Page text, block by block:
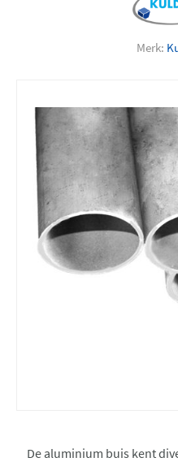
Merk:
De aluminium buis kent